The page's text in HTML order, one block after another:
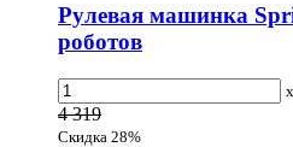
Рулевая машинка
роботов
x
4 319
Скидка 28%